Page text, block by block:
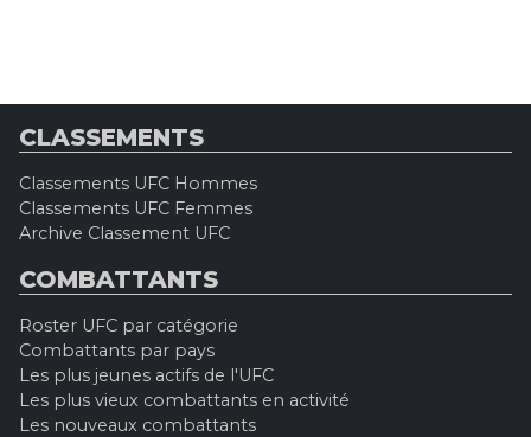
CLASSEMENTS
Classements UFC Hommes
Classements UFC Femmes
Archive Classement UFC
COMBATTANTS
Roster UFC par catégorie
Combattants par pays
Les plus jeunes actifs de l'UFC
Les plus vieux combattants en activité
Les nouveaux combattants